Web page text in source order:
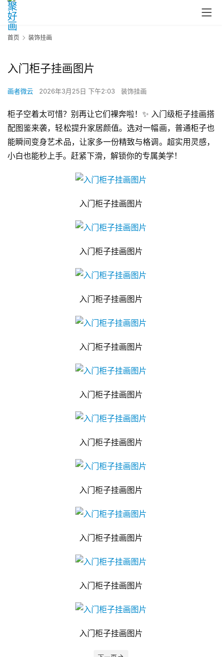
首页 装饰挂画
入门柜子挂画图片
画者微云 2026年3月25日 下午2:03 装饰挂画
柜子空着太可惜？别再让它们裸奔啦！✨ 入门级柜子挂画搭
配图鉴来袭，轻松提升家居颜值。选对一幅画，普通柜子也
能瞬间变身艺术品，让家多一份精致与格调。超实用灵感，
小白也能秒上手。赶紧下滑，解锁你的专属美学！
入门柜子挂画图片
入门柜子挂画图片
入门柜子挂画图片
入门柜子挂画图片
入门柜子挂画图片
入门柜子挂画图片
入门柜子挂画图片
入门柜子挂画图片
入门柜子挂画图片
入门柜子挂画图片